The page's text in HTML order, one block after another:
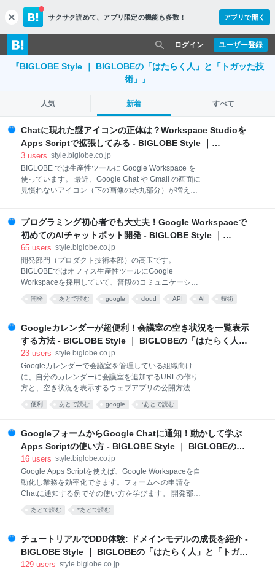
c
l
o
s
e
サクサク読めて、 アプリ限定の機能も多数！ アプリで開く
ユーザー登録
ログイン
『BIGLOBE Style ｜ BIGLOBEの「はたらく人」と「トガッた技
術」』
人気 新着 すべて
Chatに現れた謎アイコンの正体は？Workspace Studioを
Apps Scriptで拡張してみる - BIGLOBE Style ｜
BIGLOBEの「はたらく人」と「トガッた技術」
3 users style.biglobe.co.jp
BIGLOBE では生産性ツールに Google Workspace を
使っています。 最近、Google Chat や Gmail の画面に
見慣れないアイコン（下の画像の赤丸部分）が増えた
「Workspace Studio」。Google Workspace の新しい
自動化機能です。 この記事では、Workspace Studio
の概要から、実際に Google Apps Script を使って「か
ゆい所に手が届く」自作アクションを開発するまでの
プロセスを、試行錯誤の様子も含めてご紹介します。
なお、記事内で解説するスクリプトの完成版コードは
はコードの全体像を気にせず、実装の流れを楽しんで
プログラミング初心者でも大丈夫！Google Workspaceで
初めてのAIチャットボット開発 - BIGLOBE Style ｜
BIGLOBEの「はたらく人」と「トガッた技術」
65 users style.biglobe.co.jp
開発部門（プロダクト技術本部）の高玉です。
BIGLOBEではオフィス生産性ツールにGoogle
Workspaceを採用していて、普段のコミュニケーショ
ンはGoogle Chatを活用しています。また、Apps
Scriptを使った業務効率化も盛んです。 Apps Scriptか
務を楽しく効率的にできるのでは？と考え、2024年9
月に社内で「Apps Script x AI」と題した勉強会を開催
しました。 社内で開催したAI x Apps Script勉強会 こ
ます。プログラミング初心者の方が、安心して作業で
きるように作ったハンズオンです。ぜひ一緒にアプリ
開発を楽しみましょう！ Google Chatアプリ「ていね
いちゃん」作成ハンズオン ステップ1: Google Cloud
開発 あとで読む google cloud API AI 技術
Googleカレンダーが超便利！会議室の空き状況を一覧表示
する方法 - BIGLOBE Style ｜ BIGLOBEの「はたらく人」
と「トガッた技術」
23 users style.biglobe.co.jp
Googleカレンダーで会議室を管理している組織向け
に、自分のカレンダーに会議室を追加するURLの作り
方と、空き状況を表示するウェブアプリの公開方法を
紹介します。 会議室のIDをスプレッドシートに表示す
る トラブルシューティング Googleカレンダーに会議
状況を表示する Apps Scriptを使った業務改善 開発部
門（プロダクト技術本部）の高玉です。 BIGLOBEで
はオフィスツールにGoogle Workspaceを利用してい
Googleカレンダー上で会議室を予約することもできま
す。予定を作り開始時間と終了時間を指定すれば、空
いている会議室を簡単に割り当てられます。
support.google.com ただ「予定を決めてから、空き会
便利 あとで読む google *あとで読む
GoogleフォームからGoogle Chatに通知！動かして学ぶ
Apps Scriptの使い方 - BIGLOBE Style ｜ BIGLOBEの
「はたらく人」と「トガッた技術」
16 users style.biglobe.co.jp
Google Apps Scriptを使えば、Google Workspaceを自
動化し業務を効率化できます。フォームへの申請を
Chatに通知する例でその使い方を学びます。 開発部門
（プロダクト技術本部）の高玉です。 BIGLOBEはオ
フィスツールにGoogle Workspaceを使っています。
を使えば、プログラミングでGoogle Workspaceを自
動化し、業務を効率化することができるのでとても便
利です。 この記事は、Apps Scriptを使うと何がどう便
あとで読む *あとで読む
チュートリアルでDDD体験: ドメインモデルの成長を紹介 -
BIGLOBE Style ｜ BIGLOBEの「はたらく人」と「トガッ
た技術」
129 users style.biglobe.co.jp